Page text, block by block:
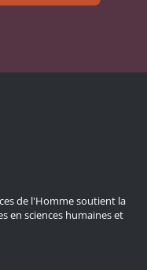
de l'Homme soutient la
en sciences humaines et